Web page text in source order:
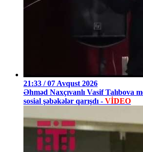
21:33 / 07 Avqust 2026
Əhməd Naxçıvanlı Vasif Talıbova
sosial şəbəkələr qarışdı - VİDEO